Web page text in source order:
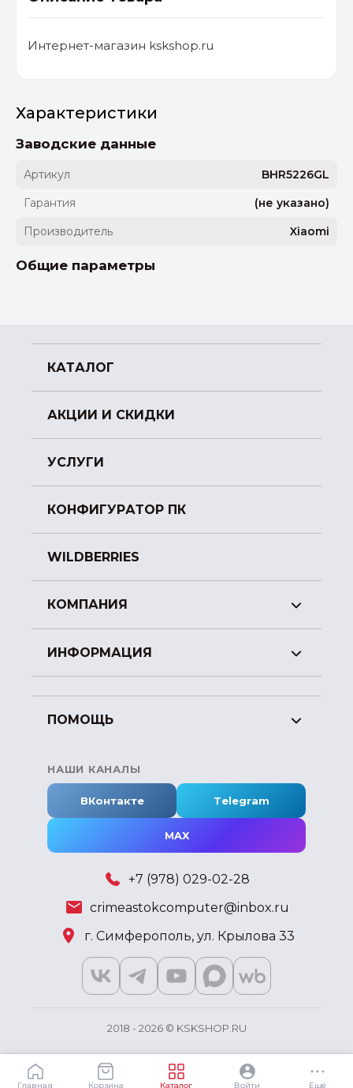
Главная Корзина Каталог Войти Ещё
Интернет-магазин kskshop.ru
Характеристики
Заводские данные
Артикул
BHR5226GL
Гарантия
(не указано)
Производитель
Xiaomi
Общие параметры
КАТАЛОГ
АКЦИИ И СКИДКИ
УСЛУГИ
КОНФИГУРАТОР ПК
WILDBERRIES
КОМПАНИЯ
ИНФОРМАЦИЯ
ПОМОЩЬ
НАШИ КАНАЛЫ
ВКонтакте Telegram
MAX
+7 (978) 029-02-28
crimeastokcomputer@inbox.ru
г. Симферополь, ул. Крылова 33
2018 - 2026 © KSKSHOP.RU